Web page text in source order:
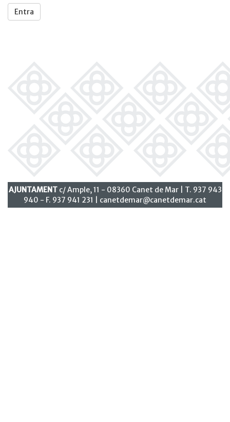
Entra
AJUNTAMENTc/ Ample, 11 - 08360 Canet de Mar | T. 937 943
940 - F. 937 941 231 | canetdemar@canetdemar.cat